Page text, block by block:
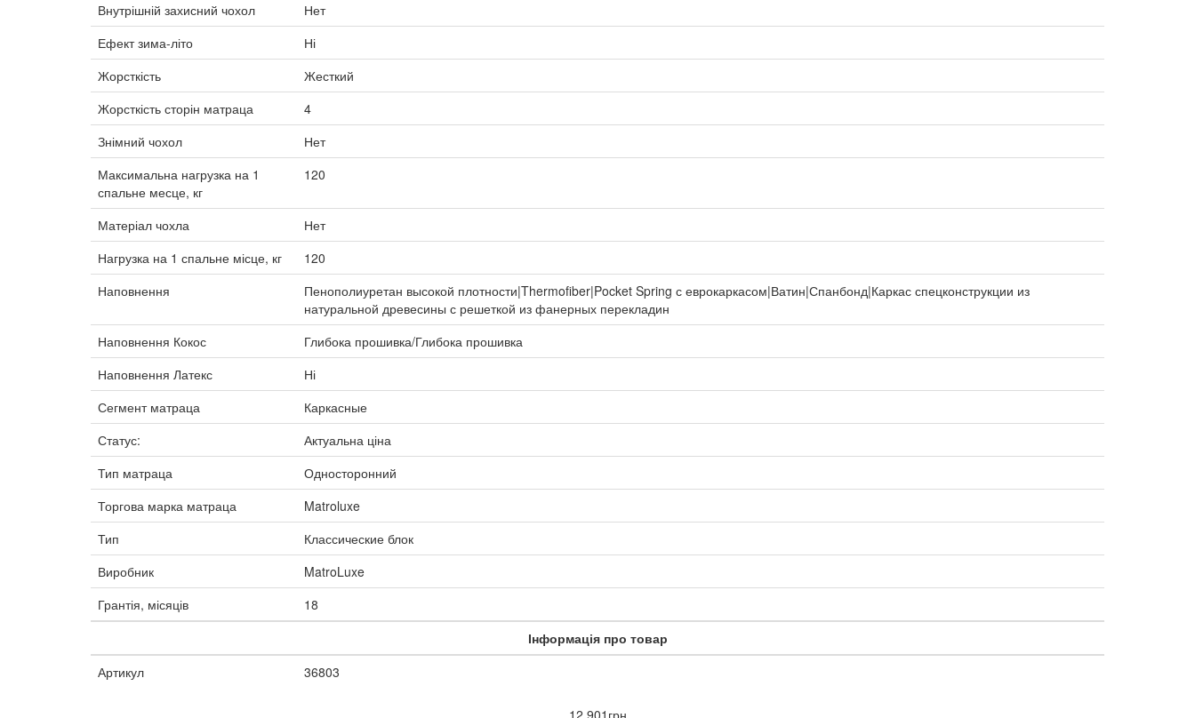
Внутрішній захисний чохол
Нет
Ефект зима-літо
Ні
Жорсткість
Жесткий
Жорсткість сторін матраца
4
Знімний чохол
Нет
Максимальна нагрузка на 1
спальне месце, кг
120
Матеріал чохла
Нет
Нагрузка на 1 спальне місце, кг
120
Наповнення
Пенополиуретан высокой плотности|Thermofiber|Pocket Spring с еврокаркасом|Ватин|Спанбонд|Каркас спецконструкции из
натуральной древесины с решеткой из фанерных перекладин
Наповнення Кокос
Глибока прошивка/Глибока прошивка
Наповнення Латекс
Ні
Сегмент матраца
Каркасные
Статус:
Актуальна ціна
Тип матраца
Односторонний
Торгова марка матраца
Matroluxe
Тип
Классические блок
Виробник
MatroLuxe
Грантія, місяців
18
Інформація про товар
Артикул
36803